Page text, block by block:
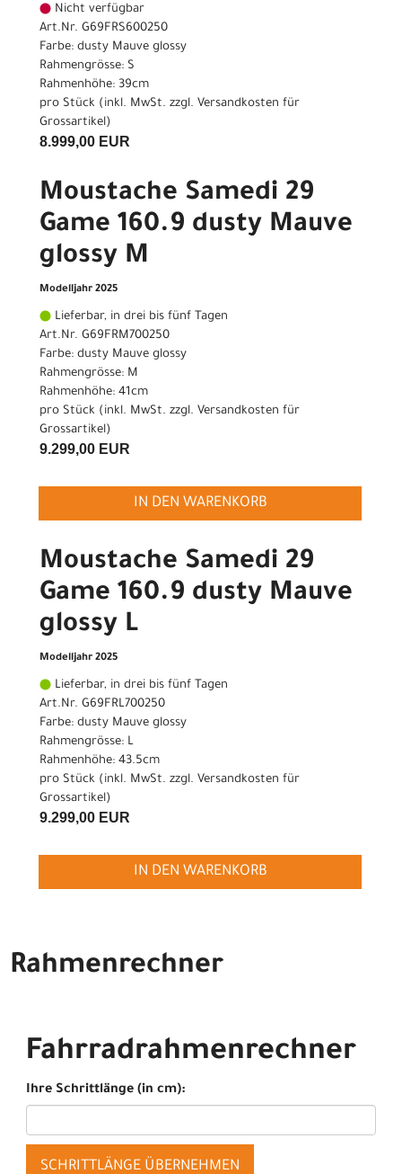
Nicht verfügbar
Art.Nr. G69FRS600250
Farbe: dusty Mauve glossy
Rahmengrösse: S
Rahmenhöhe: 39cm
pro Stück (inkl. MwSt. zzgl. Versandkosten für
Grossartikel)
8.999,00 EUR
Moustache Samedi 29
Game 160.9 dusty Mauve
glossy M
Modelljahr 2025
Lieferbar, in drei bis fünf Tagen
Art.Nr. G69FRM700250
Farbe: dusty Mauve glossy
Rahmengrösse: M
Rahmenhöhe: 41cm
pro Stück (inkl. MwSt. zzgl. Versandkosten für
Grossartikel)
9.299,00 EUR
IN DEN WARENKORB
Moustache Samedi 29
Game 160.9 dusty Mauve
glossy L
Modelljahr 2025
Lieferbar, in drei bis fünf Tagen
Art.Nr. G69FRL700250
Farbe: dusty Mauve glossy
Rahmengrösse: L
Rahmenhöhe: 43.5cm
pro Stück (inkl. MwSt. zzgl. Versandkosten für
Grossartikel)
9.299,00 EUR
IN DEN WARENKORB
Rahmenrechner
Fahrradrahmenrechner
Ihre Schrittlänge (in cm):
SCHRITTLÄNGE ÜBERNEHMEN